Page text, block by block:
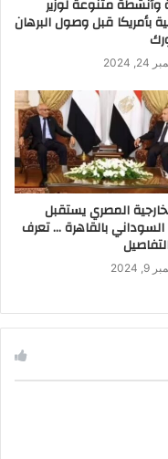
وأنشطة متنوعة لوزير
بأمريكا قبل وصول البرهان
2024
المصري يستقبل
السوداني بالقاهرة … تعرف
2024